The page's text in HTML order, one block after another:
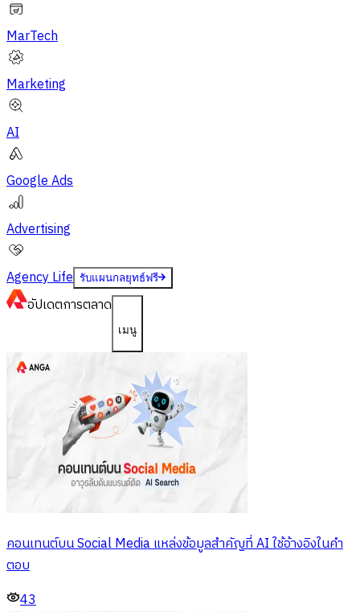
MarTech
Marketing
AI
Google Ads
Advertising
Agency Life รับแผนกลยุทธ์ฟรี
อัปเดตการตลาด
เมนู
คอนเทนต์บน Social Media แหล่งข้อมูลสำคัญที่ AI ใช้อ้างอิงในคำ
ตอบ
43